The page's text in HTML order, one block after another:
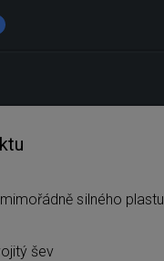
silného plastu
šev